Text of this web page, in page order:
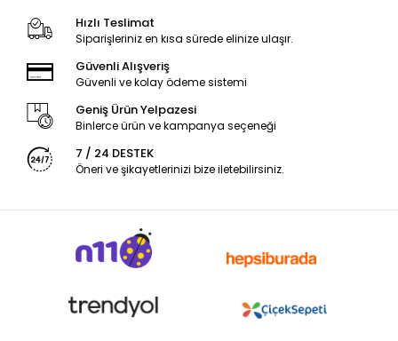
Hızlı Teslimat
Siparişleriniz en kısa sürede elinize ulaşır.
Güvenli Alışveriş
Güvenli ve kolay ödeme sistemi
Geniş Ürün Yelpazesi
Binlerce ürün ve kampanya seçeneği
7 / 24 DESTEK
Öneri ve şikayetlerinizi bize iletebilirsiniz.